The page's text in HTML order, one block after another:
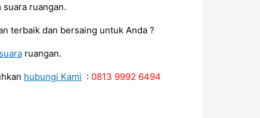
ruangan.
terbaik dan bersaing untuk Anda ?
ruangan.
hubungi Kami : 0813 9992 6494